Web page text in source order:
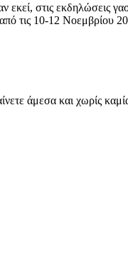
στις εκδηλώσεις
τις 10-12
άμεσα και χωρίς